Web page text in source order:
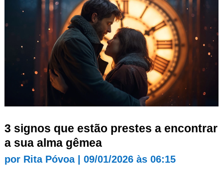
3 signos que estão prestes a encontrar
a sua alma gêmea
por Rita Póvoa| 09/01/2026 às 06:15